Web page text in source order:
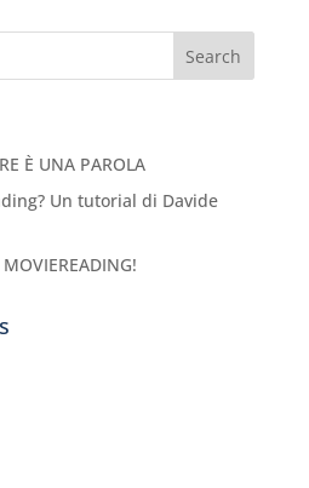
È UNA PAROLA
Un tutorial di Davide